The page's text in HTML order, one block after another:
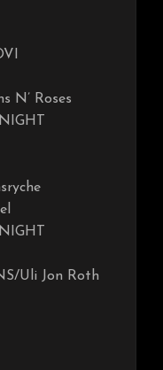
N’ Roses
Uli Jon Roth